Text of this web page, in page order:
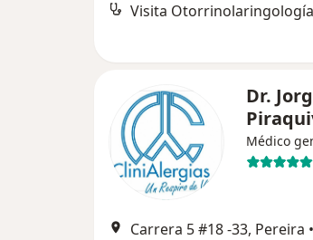
Visita Otorrinolaringología
Dr.
Médico
Carrera 5 #18 -33, Pereira •